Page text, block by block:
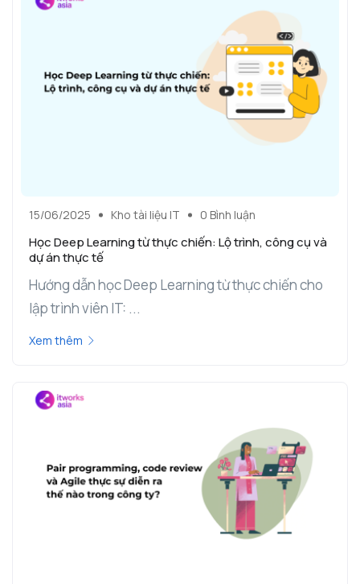
15/06/2025 Kho tài liệu IT 0 Bình luận
Học Deep Learning từ thực chiến: Lộ trình, công cụ và
dự án thực tế
Hướng dẫn học Deep Learning từ thực chiến cho
lập trình viên IT: ...
Xem thêm